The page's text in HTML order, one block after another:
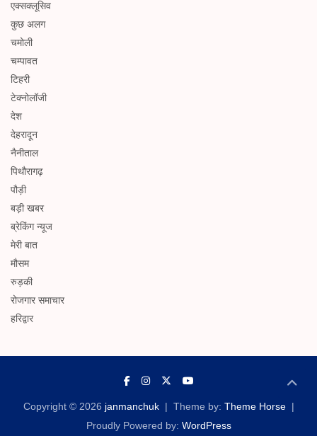
एक्सक्लूसिव
कुछ अलग
चमोली
चम्पावत
टिहरी
टेक्नोलॉजी
देश
देहरादून
नैनीताल
पिथौरागढ़
पौड़ी
बड़ी खबर
ब्रेकिंग न्यूज
मेरी बात
मौसम
रुड़की
रोजगार समाचार
हरिद्वार
Copyright © 2026 janmanchuk Theme by: Theme Horse
Proudly Powered by: WordPress